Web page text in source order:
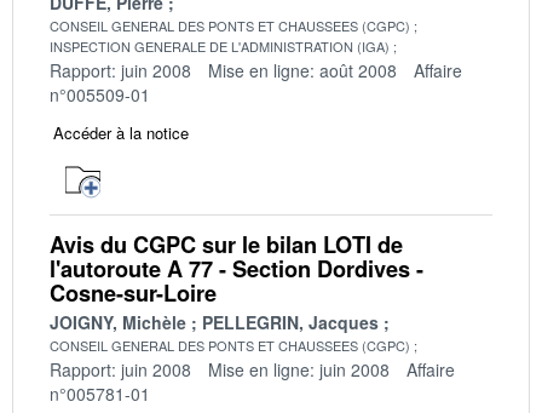
CONSEIL GENERAL DES PONTS ET CHAUSSEES (CGPC)
INSPECTION GENERALE DE L'ADMINISTRATION (IGA)
Rapport: juin 2008 Mise en ligne: août 2008
Affaire
n°005509-01
Accéder à la notice
Avis du CGPC sur le bilan LOTI de
l'autoroute A 77 - Section Dordives -
Cosne-sur-Loire
JOIGNY, Michèle PELLEGRIN, Jacques
CONSEIL GENERAL DES PONTS ET CHAUSSEES (CGPC)
Rapport: juin 2008 Mise en ligne: juin 2008
Affaire
n°005781-01